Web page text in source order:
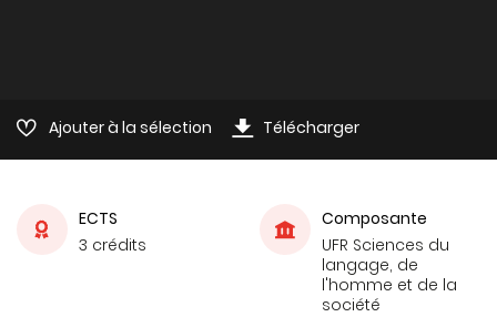
Ajouter à la sélection Télécharger
ECTS
3 crédits
Composante
UFR Sciences du
langage, de
l'homme et de la
société